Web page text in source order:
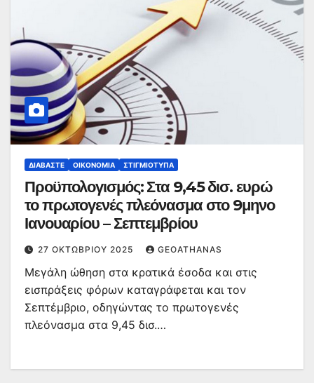
ΔΙΑΒΆΣΤΕ ΟΙΚΟΝΟΜΊΑ ΣΤΙΓΜΙΌΤΥΠΑ
Προϋπολογισμός: Στα 9,45 δισ. ευρώ
το πρωτογενές πλεόνασμα στο 9μηνο
Ιανουαρίου – Σεπτεμβρίου
27 ΟΚΤΩΒΡΊΟΥ 2025 GEOATHANAS
Μεγάλη ώθηση στα κρατικά έσοδα και στις
εισπράξεις φόρων καταγράφεται και τον
Σεπτέμβριο, οδηγώντας το πρωτογενές
πλεόνασμα στα 9,45 δισ.…